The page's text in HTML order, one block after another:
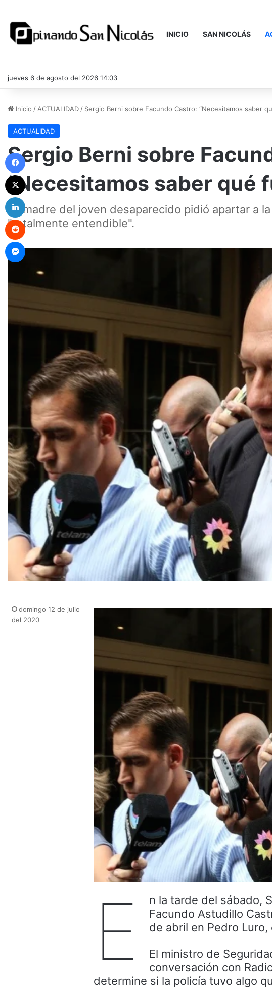
INICIO SAN NICOLÁS
jueves 6 de agosto del 2026 14:03
Inicio / ACTUALIDAD / Sergio Berni sobre Facundo Castro: “Necesitamos saber
ACTUALIDAD
Sergio Berni sobre
“Necesitamos saber qué
La madre del joven desaparecido pidió apartar a
"totalmente entendible".
E
n la tarde del sábado,
Facundo Astudillo
de abril en Pedro
El ministro de
conversación con
determine si la policía tuvo algo
domingo 12 de julio
del 2020
Facebook
X
Reddit